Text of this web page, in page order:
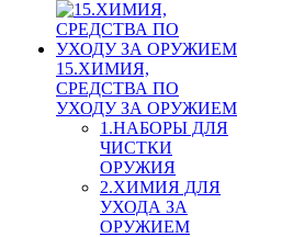
15.ХИМИЯ,
СРЕДСТВА ПО
УХОДУ ЗА ОРУЖИЕМ
1.НАБОРЫ ДЛЯ
ЧИСТКИ
ОРУЖИЯ
2.ХИМИЯ ДЛЯ
УХОДА ЗА
ОРУЖИЕМ